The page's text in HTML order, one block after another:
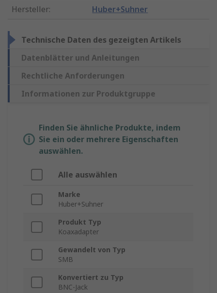
Hersteller: Huber+Suhner
Technische Daten des gezeigten Artikels
Datenblätter und Anleitungen
Rechtliche Anforderungen
Informationen zur Produktgruppe
Finden Sie ähnliche Produkte, indem
Sie ein oder mehrere Eigenschaften
auswählen.
Alle auswählen
Marke
Huber+Suhner
Produkt Typ
Koaxadapter
Gewandelt von Typ
SMB
Konvertiert zu Typ
BNC-Jack